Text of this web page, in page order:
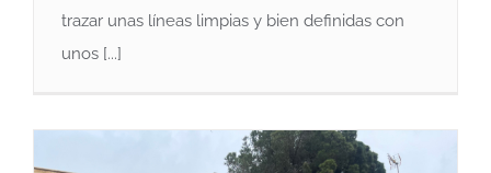
trazar unas líneas limpias y bien definidas con
unos [...]